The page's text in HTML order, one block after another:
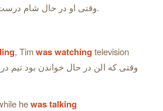
.وقتی او در حال شام
, Timwas watching television
وقتی که الن در حال خواندن بود تیم
hewas talking